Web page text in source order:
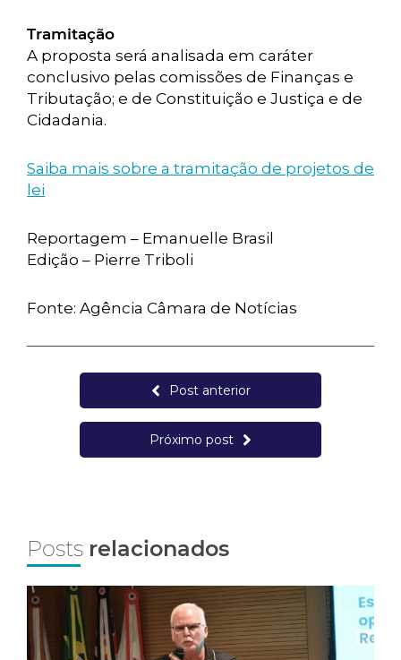
Tramitação
A proposta será analisada em caráter
conclusivo pelas comissões de Finanças e
Tributação; e de Constituição e Justiça e de
Cidadania.
Saiba mais sobre a tramitação de projetos de
lei
Reportagem – Emanuelle Brasil
Edição – Pierre Triboli
Fonte: Agência Câmara de Notícias
Post anterior
Próximo post
Posts relacionados